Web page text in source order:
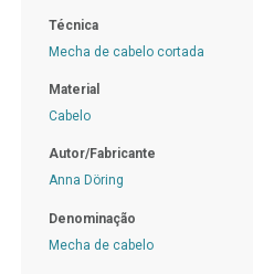
Técnica
Mecha de cabelo cortada
Material
Cabelo
Autor/Fabricante
Anna Döring
Denominação
Mecha de cabelo